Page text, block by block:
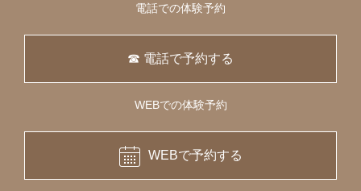
電話での体験予約
☎ 電話で予約する
WEBでの体験予約
WEBで予約する